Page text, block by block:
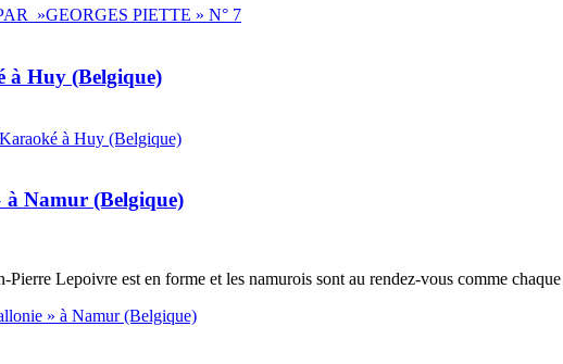
»GEORGES PIETTE » N° 7
à Huy (Belgique)
à Huy (Belgique)
à Namur (Belgique)
Lepoivre est en forme et les namurois sont au rendez-vous comme
» à Namur (Belgique)